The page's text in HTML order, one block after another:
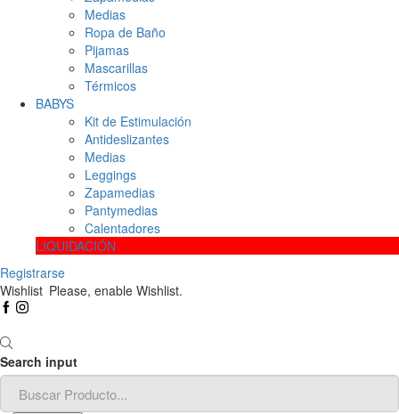
Medias
Ropa de Baño
Pijamas
Mascarillas
Térmicos
BABYS
Kit de Estimulación
Antideslizantes
Medias
Leggings
Zapamedias
Pantymedias
Calentadores
LIQUIDACIÓN
Registrarse
Wishlist Please, enable Wishlist.
Search input